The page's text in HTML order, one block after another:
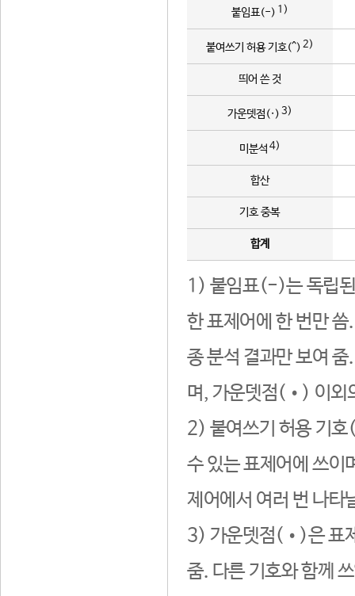
붙임표(-) 1)
붙여쓰기 허용 기호(^) 2)
띄어 쓴 것
가운뎃점(·) 3)
미분석 4)
합산
기호 중복
합계
1) 붙임표(-)는 독립된
한 표제어에 한 번만
종 분석 결과만 보여
며, 가운뎃점(•) 이외
2) 붙여쓰기 허용 기호
수 있는 표제어에 쓰이
제어에서 여러 번 나타
3) 가운뎃점(•)은 표
줌. 다른 기호와 함께